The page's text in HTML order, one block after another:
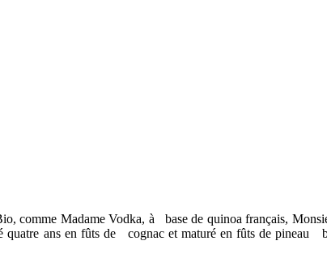
Madame Vodka, à base de quinoa français,
ans en fûts de cognac et maturé en fûts de pineau